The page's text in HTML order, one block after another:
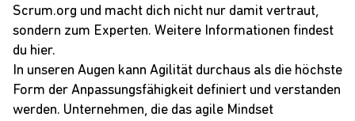
Scrum.org und macht dich nicht nur damit vertraut,
sondern zum Experten. Weitere Informationen findest
du hier.
In unseren Augen kann Agilität durchaus als die höchste
Form der Anpassungsfähigkeit definiert und verstanden
werden. Unternehmen, die das agile Mindset